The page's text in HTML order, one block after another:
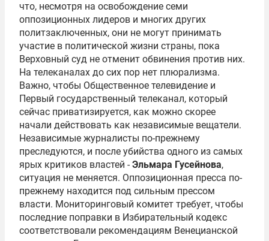
что, несмотря на освобождение семи
оппозиционных лидеров и многих других
политзаключенных, они не могут принимать
участие в политической жизни страны, пока
Верховный суд не отменит обвинения против них.
Hа телеканалах до сих пор нет плюрализма.
Важно, чтобы Общественное телевидение и
Первый государственный телеканал, который
сейчас приватизируется, как можно скорее
начали действовать как независимые вещатели.
Независимые журналисты по-прежнему
преследуются, и после убийства одного из самых
ярых критиков властей - Эльмара Гусейнова,
ситуация не меняется. Оппозиционная пресса по-
прежнему находится под сильным прессом
власти. Мониторинговый комитет требует, чтобы
последние поправки в Избирательный кодекс
соответствовали рекомендациям Венецианской